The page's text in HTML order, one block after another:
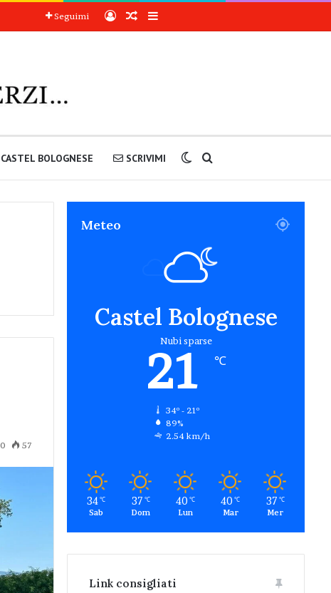
Seguimi AccediArticoli a sorpresa
Barra laterale
CASTEL BOLOGNESE SCRIVIMI Cambia aspetto
0 57
Meteo
Castel Bolognese
Nubi sparse
21 ℃
34º - 21º
89%
2.54 km/h
34 ℃
Sab
37 ℃
Dom
40 ℃
Lun
40 ℃
Mar
37 ℃
Mer
Link consigliati